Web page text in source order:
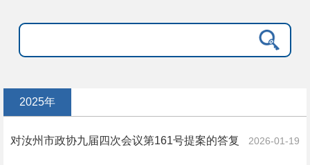
2025年
对汝州市政协九届四次会议第161号提案的答复 2026-01-19